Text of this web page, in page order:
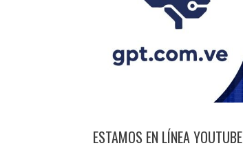
ESTAMOS EN LÍNEA YOUTUBE